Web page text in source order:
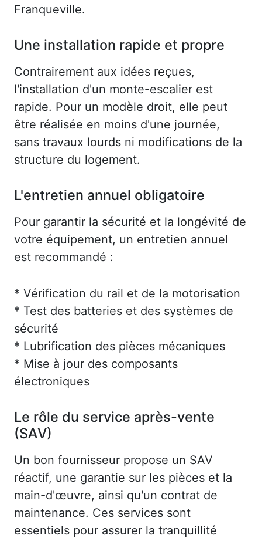
Franqueville.
Une installation rapide et propre
Contrairement aux idées reçues,
l'installation d'un monte-escalier est
rapide. Pour un modèle droit, elle peut
être réalisée en moins d'une journée,
sans travaux lourds ni modifications de la
structure du logement.
L'entretien annuel obligatoire
Pour garantir la sécurité et la longévité de
votre équipement, un entretien annuel
est recommandé :
* Vérification du rail et de la motorisation
* Test des batteries et des systèmes de
sécurité
* Lubrification des pièces mécaniques
* Mise à jour des composants
électroniques
Le rôle du service après-vente
(SAV)
Un bon fournisseur propose un SAV
réactif, une garantie sur les pièces et la
main-d'œuvre, ainsi qu'un contrat de
maintenance. Ces services sont
essentiels pour assurer la tranquillité